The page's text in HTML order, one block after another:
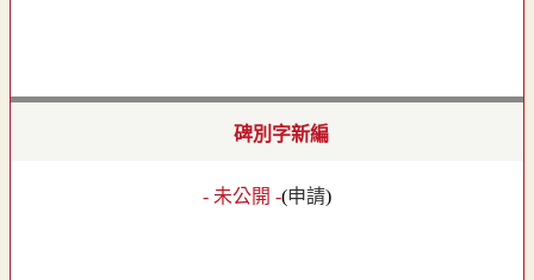
碑別字新編
- 未公開 -(申請)